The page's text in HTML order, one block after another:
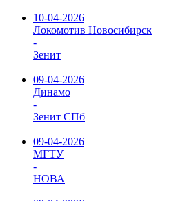
10-04-2026
Локомотив Новосибирск
-
Зенит
09-04-2026
Динамо
-
Зенит СПб
09-04-2026
МГТУ
-
НОВА